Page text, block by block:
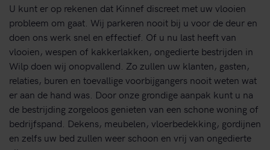
U kunt er op rekenen dat Kinnef discreet met uw vlooien
probleem om gaat. Wij parkeren nooit bij u voor de deur en
doen ons werk snel en effectief. Of u nu last heeft van
vlooien, wespen of kakkerlakken, ongedierte bestrijden in
Wilp doen wij onopvallend. Zo zullen uw klanten, gasten,
relaties, buren en toevallige voorbijgangers nooit weten wat
er aan de hand was. Door onze grondige aanpak kunt u na
de bestrijding zorgeloos genieten van een schone woning of
bedrijfspand. Dekens, meubelen, vloerbedekking, gordijnen
en zelfs uw bed zullen weer schoon en vrij van ongedierte